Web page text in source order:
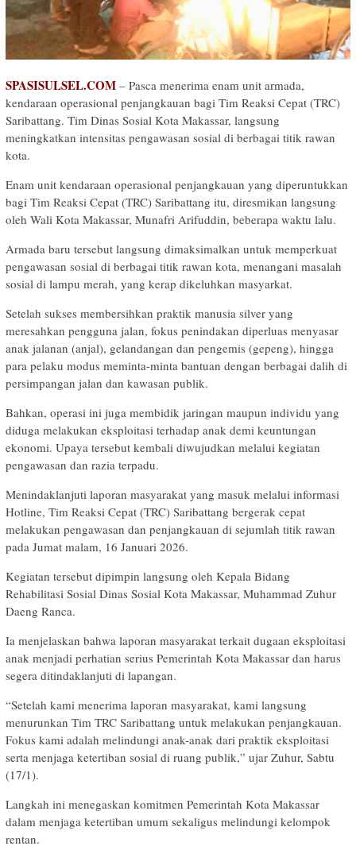
SPASISULSEL.COM – Pasca menerima enam unit armada,
kendaraan operasional penjangkauan bagi Tim Reaksi Cepat (TRC)
Saribattang. Tim Dinas Sosial Kota Makassar, langsung
meningkatkan intensitas pengawasan sosial di berbagai titik rawan
kota.
Enam unit kendaraan operasional penjangkauan yang diperuntukkan
bagi Tim Reaksi Cepat (TRC) Saribattang itu, diresmikan langsung
oleh Wali Kota Makassar, Munafri Arifuddin, beberapa waktu lalu.
Armada baru tersebut langsung dimaksimalkan untuk memperkuat
pengawasan sosial di berbagai titik rawan kota, menangani masalah
sosial di lampu merah, yang kerap dikeluhkan masyarkat.
Setelah sukses membersihkan praktik manusia silver yang
meresahkan pengguna jalan, fokus penindakan diperluas menyasar
anak jalanan (anjal), gelandangan dan pengemis (gepeng), hingga
para pelaku modus meminta-minta bantuan dengan berbagai dalih di
persimpangan jalan dan kawasan publik.
Bahkan, operasi ini juga membidik jaringan maupun individu yang
diduga melakukan eksploitasi terhadap anak demi keuntungan
ekonomi. Upaya tersebut kembali diwujudkan melalui kegiatan
pengawasan dan razia terpadu.
Menindaklanjuti laporan masyarakat yang masuk melalui informasi
Hotline, Tim Reaksi Cepat (TRC) Saribattang bergerak cepat
melakukan pengawasan dan penjangkauan di sejumlah titik rawan
pada Jumat malam, 16 Januari 2026.
Kegiatan tersebut dipimpin langsung oleh Kepala Bidang
Rehabilitasi Sosial Dinas Sosial Kota Makassar, Muhammad Zuhur
Daeng Ranca.
Ia menjelaskan bahwa laporan masyarakat terkait dugaan eksploitasi
anak menjadi perhatian serius Pemerintah Kota Makassar dan harus
segera ditindaklanjuti di lapangan.
“Setelah kami menerima laporan masyarakat, kami langsung
menurunkan Tim TRC Saribattang untuk melakukan penjangkauan.
Fokus kami adalah melindungi anak-anak dari praktik eksploitasi
serta menjaga ketertiban sosial di ruang publik,” ujar Zuhur, Sabtu
(17/1).
Langkah ini menegaskan komitmen Pemerintah Kota Makassar
dalam menjaga ketertiban umum sekaligus melindungi kelompok
rentan.